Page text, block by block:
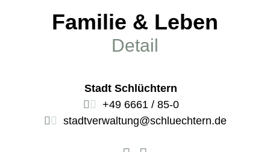
Familie & Leben
Detail
Stadt Schlüchtern
+49 6661 / 85-0
stadtverwaltung@schluechtern.de